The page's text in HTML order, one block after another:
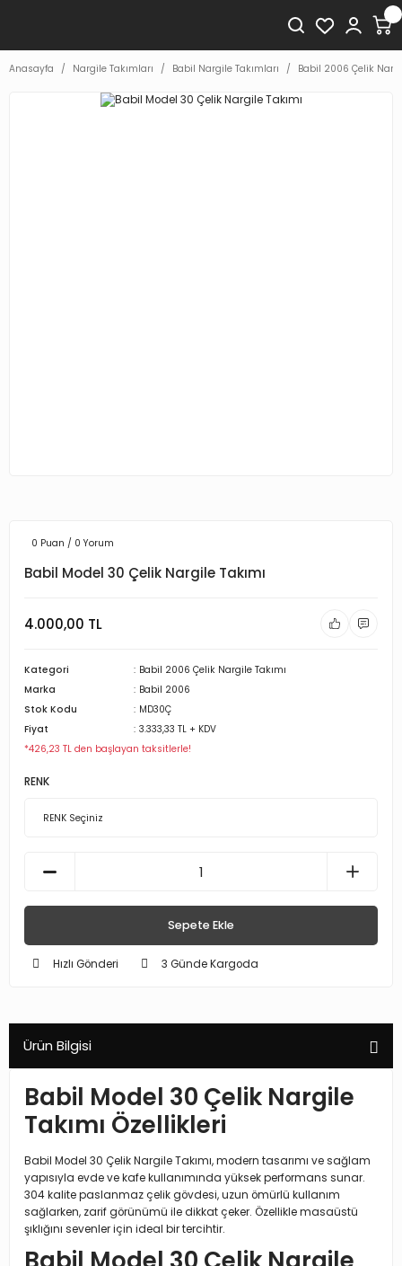
Anasayfa Nargile Takımları Babil Nargile Takımları Babil 2006 Çelik
0 Puan / 0 Yorum
Babil Model 30 Çelik Nargile Takımı
4.000,00 TL
Kategori
Babil 2006 Çelik Nargile Takımı
Marka
Babil 2006
Stok Kodu
MD30Ç
Fiyat
3.333,33 TL + KDV
*426,23 TL den başlayan taksitlerle!
RENK
Sepete Ekle
Hızlı Gönderi 3 Günde Kargoda
Ürün Bilgisi
Babil Model 30 Çelik Nargile
Takımı Özellikleri
Babil Model 30 Çelik Nargile Takımı, modern tasarımı ve sağlam
yapısıyla evde ve kafe kullanımında yüksek performans sunar.
304 kalite paslanmaz çelik gövdesi, uzun ömürlü kullanım
sağlarken, zarif görünümü ile dikkat çeker. Özellikle masaüstü
şıklığını sevenler için ideal bir tercihtir.